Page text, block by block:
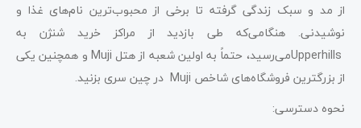
از مد و سبک زندگی گرفته تا برخی از محبوب‌ترین نام‌های غذا و
نوشیدنی. هنگامی‌که طی بازدید از مراکز خرید شنژن به
Upperhillsمی‌رسید، حتماً به اولین شعبه از هتل Muji و همچنین یکی
از بزرگترین فروشگاه‌های شاخص Muji در چین سری بزنید.
نحوه دسترسی: